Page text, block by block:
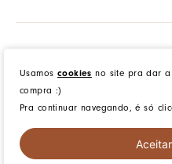
Usamos cookies no site pra dar a
compra :)
Pra continuar navegando, é só
created by